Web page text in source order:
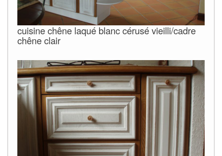
cuisine chêne laqué blanc cérusé vieilli/cadre
chêne clair